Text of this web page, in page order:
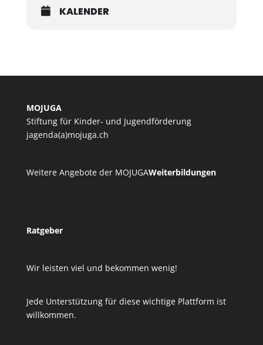
KALENDER
MOJUGA
Stiftung für Kinder- und Jugendförderung
jagenda(a)mojuga.ch
Weitere Angebote der MOJUGAWeiterbildungen
Ratgeber
Wir leisten viel und bekommen wenig!
Jede Unterstützung für diese wichtige Plattform ist
willkommen.